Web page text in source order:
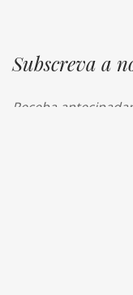
Subscreva a
Receba